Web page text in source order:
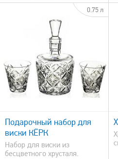
0.75 л
Подарочный набор для
виски КЁРК
Набор для виски из
бесцветного хрусталя.